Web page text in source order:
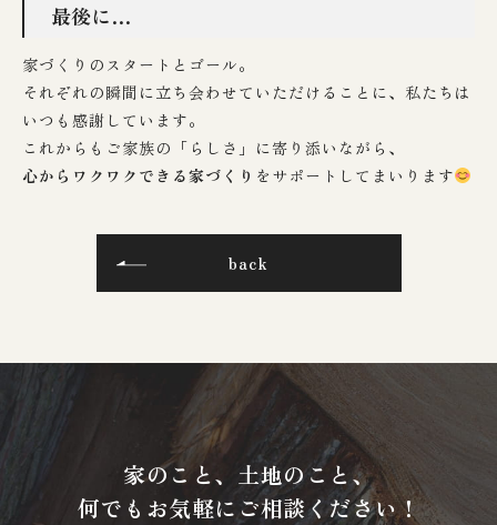
最後に…
家づくりのスタートとゴール。
それぞれの瞬間に立ち会わせていただけることに、私たちは
いつも感謝しています。
これからもご家族の「らしさ」に寄り添いながら、
心からワクワクできる家づくり をサポートしてまいります
back
家のこと、土地のこと、
何でもお気軽にご相談ください！